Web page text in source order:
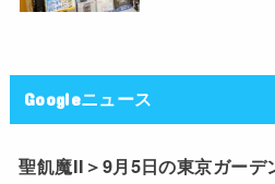
Googleニュース
聖飢魔II＞9月5日の東京ガーデ